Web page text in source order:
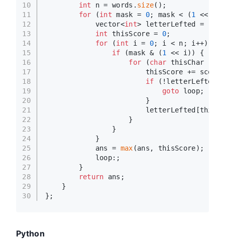
10
11
12
13
14
15
16
17
18
19
20
21
22
23
24
25
26
27
28
29
30
int n = words. size();
for (int mask = 0; mask < (1
<<
            vector<
int> letterLefted =
int
thisScore = 0;
for (int i = 0; i < n; i++) {
if (mask & (1
<< i)) {
for (char thisChar :
thisScore +=
if
goto loop;
                        }
                    }
                }
            }
            ans =
max (ans, thisScore);
            loop:;
        }
return ans;
    }
};
Python